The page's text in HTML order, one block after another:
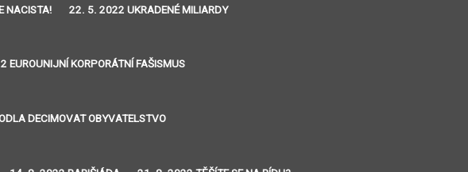
NACISTA! 22. 5. 2022 UKRADENÉ MILIARDY
EUROUNIJNÍ KORPORÁTNÍ FAŠISMUS
DECIMOVAT OBYVATELSTVO